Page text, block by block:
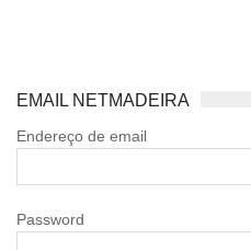
EMAIL NETMADEIRA
Endereço de email
Password